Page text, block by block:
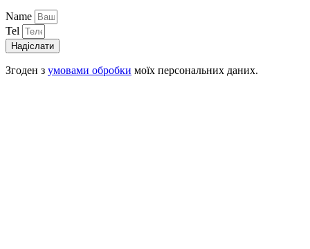
Name
Tel
Надіслати
Згоден з умовами обробки моїх персональних даних.